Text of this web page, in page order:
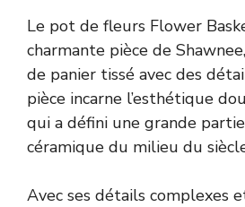
Le pot de fleurs Flower
charmante pièce de
de panier tissé avec des
pièce incarne l’esthétique
qui a défini une grande
céramique du milieu du
Avec ses détails complexes